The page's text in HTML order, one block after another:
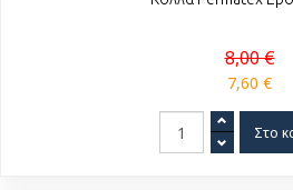
8,00 €
7,60 €